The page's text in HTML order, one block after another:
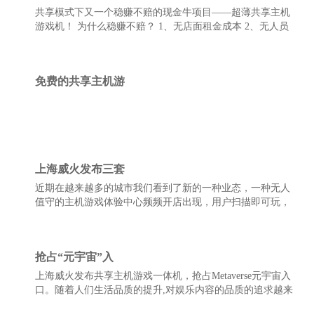
共享模式下又一个稳赚不赔的现金牛项目——超薄共享主机
游戏机！ 为什么稳赚不赔？ 1、无店面租金成本 2、无人员
免费的共享主机游
上海威火发布三套
近期在越来越多的城市我们看到了新的一种业态，一种无人
值守的主机游戏体验中心频频开店出现，用户扫描即可玩，
抢占“元宇宙”入
上海威火发布共享主机游戏一体机，抢占Metaverse元宇宙入
口。随着人们生活品质的提升,对娱乐内容的品质的追求越来